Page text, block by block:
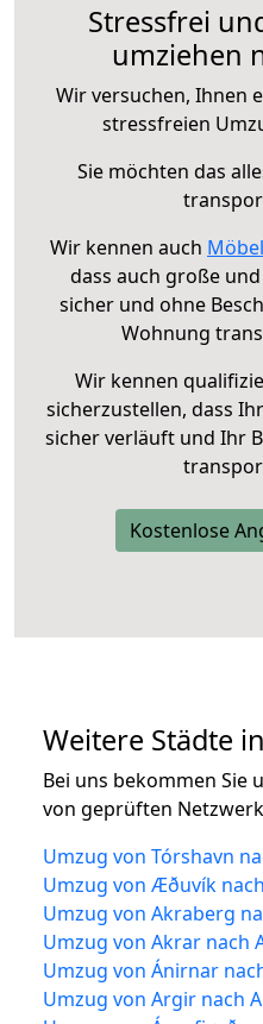
Stressfrei
umziehen
Wir versuchen, Ihnen
stressfreien
Sie möchten das
Wir kennen auch
dass auch große
sicher und ohne
Wohnung
Wir kennen
sicherzustellen, dass
sicher verläuft und Ihr
Kostenlose
Weitere Städte in
Bei uns bekommen Sie
von geprüften
Umzug von Tórshavn
Umzug von Æðuvík
Umzug von Akraberg
Umzug von Akrar nach
Umzug von Ánirnar
Umzug von Argir nach